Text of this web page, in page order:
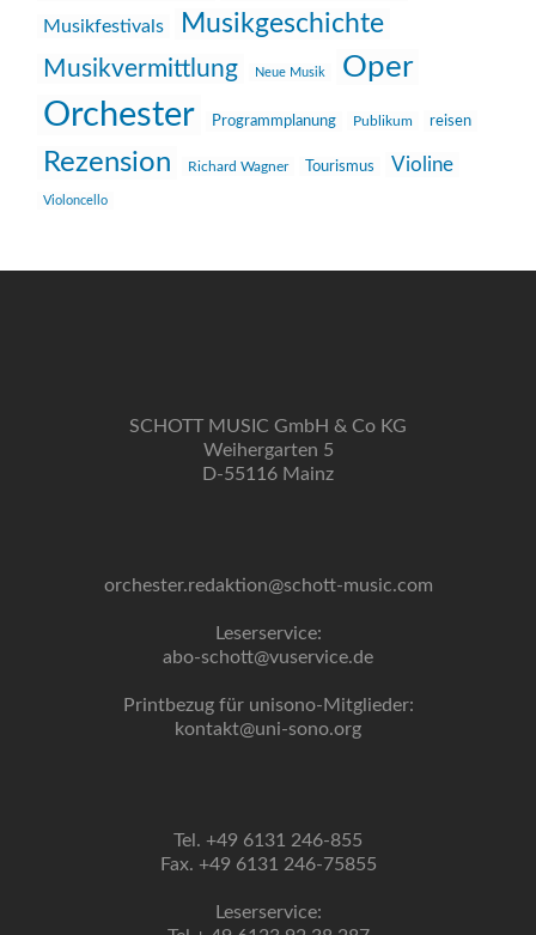
Musikfestivals Musikgeschichte
Musikvermittlung Neue Musik Oper
Orchester Programmplanung Publikum reisen
Rezension Richard Wagner Tourismus Violine
Violoncello
SCHOTT MUSIC GmbH & Co KG
Weihergarten 5
D-55116 Mainz
orchester.redaktion@schott-music.com
Leserservice:
abo-schott@vuservice.de
Printbezug für unisono-Mitglieder:
kontakt@uni-sono.org
Tel. +49 6131 246-855
Fax. +49 6131 246-75855
Leserservice: